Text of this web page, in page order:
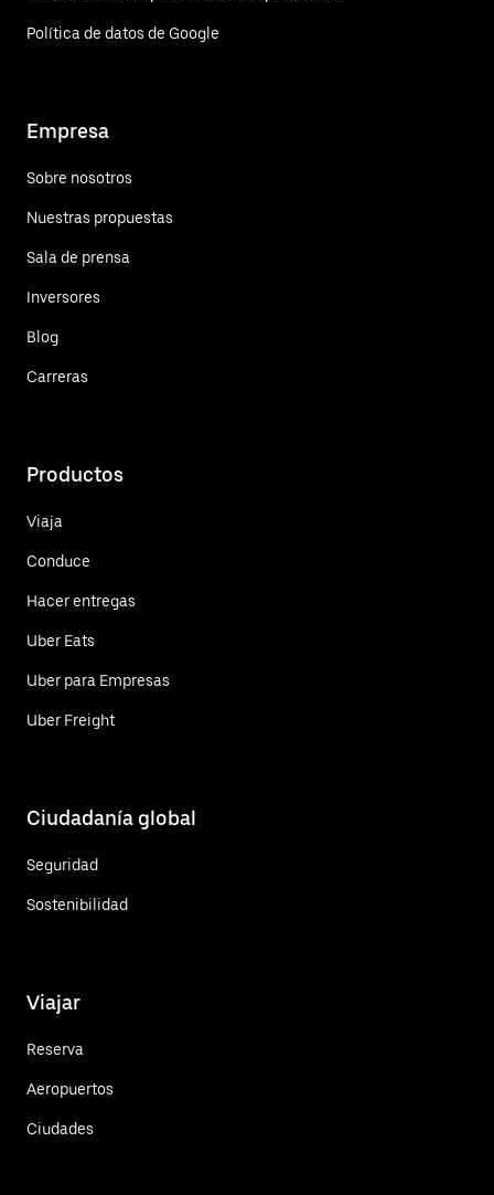
Política de datos de Google
Empresa
Sobre nosotros
Nuestras propuestas
Sala de prensa
Inversores
Blog
Carreras
Productos
Viaja
Conduce
Hacer entregas
Uber Eats
Uber para Empresas
Uber Freight
Ciudadanía global
Seguridad
Sostenibilidad
Viajar
Reserva
Aeropuertos
Ciudades